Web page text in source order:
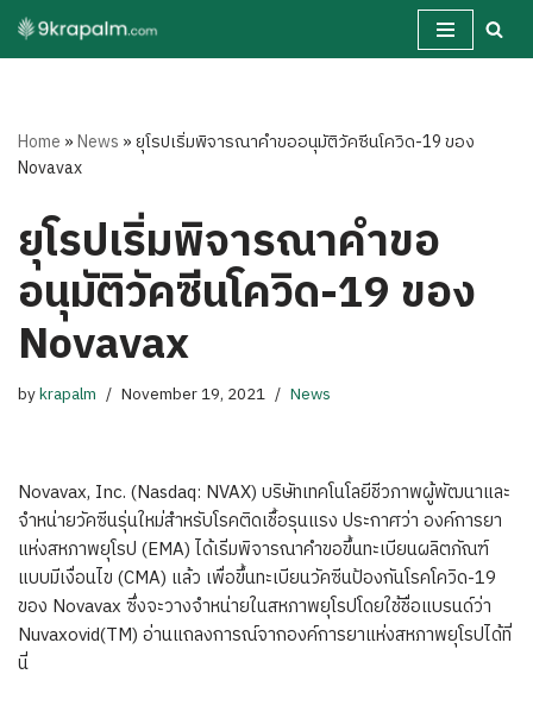
Skip
Home »News »ยุโรปเริ่มพิจารณาคำขออนุมัติวัคซีนโควิด-19 ของ
Novavax
ยุโรปเริ่มพิจารณาคำขอ
อนุมัติวัคซีนโควิด-19 ของ
Novavax
bykrapalm November 19, 2021 News
Novavax, Inc. (Nasdaq: NVAX) บริษัทเทคโนโลยีชีวภาพผู้พัฒนาและ
จำหน่ายวัคซีนรุ่นใหม่สำหรับโรคติดเชื้อรุนแรง ประกาศว่า องค์การยา
แห่งสหภาพยุโรป (EMA) ได้เริ่มพิจารณาคำขอขึ้นทะเบียนผลิตภัณฑ์
แบบมีเงื่อนไข (CMA) แล้ว เพื่อขึ้นทะเบียนวัคซีนป้องกันโรคโควิด-19
ของ Novavax ซึ่งจะวางจำหน่ายในสหภาพยุโรปโดยใช้ชื่อแบรนด์ว่า
Nuvaxovid(TM) อ่านแถลงการณ์จากองค์การยาแห่งสหภาพยุโรปได้ที่
นี่